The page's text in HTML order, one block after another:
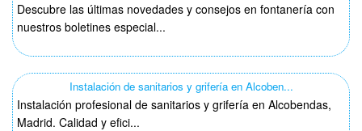
Descubre las últimas novedades y consejos en fontanería con
nuestros boletines especial...
Instalación de sanitarios y grifería en Alcoben...
Instalación profesional de sanitarios y grifería en Alcobendas,
Madrid. Calidad y efici...